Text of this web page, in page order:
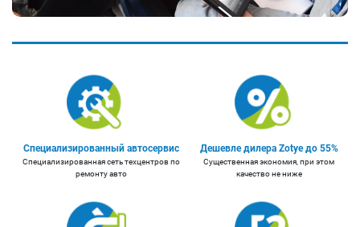
Специализированный автосервис
Специализированная сеть техцентров по
ремонту авто
Дешевле дилера Zotye до 55%
Существенная экономия, при этом
качество не ниже